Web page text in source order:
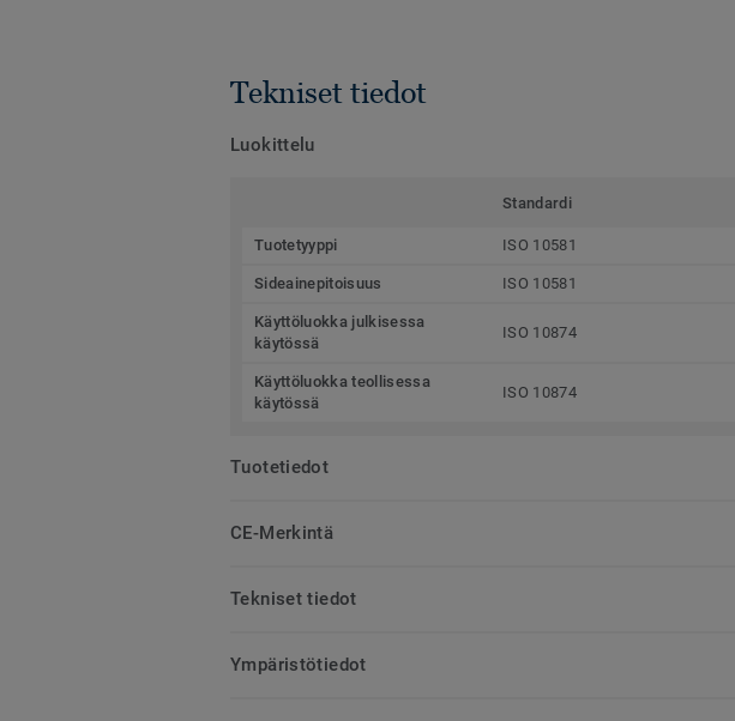
Tekniset tiedot
Luokittelu
Standardi
Tuotetyyppi ISO 10581
Sideainepitoisuus ISO 10581
Käyttöluokka julkisessa
käytössä
ISO 10874
Käyttöluokka teollisessa
käytössä
ISO 10874
Tuotetiedot
CE-Merkintä
Tekniset tiedot
Ympäristötiedot